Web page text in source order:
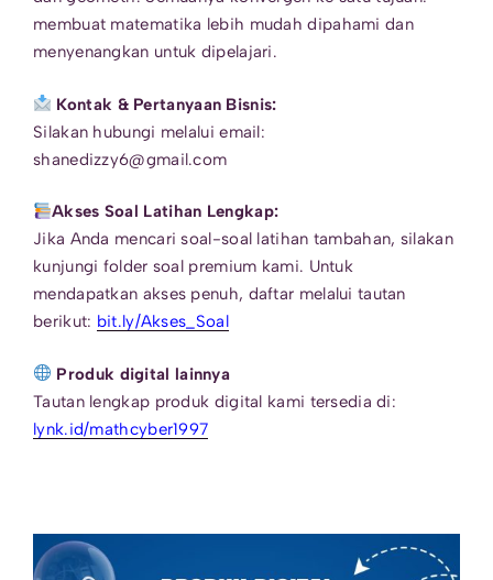
membuat matematika lebih mudah dipahami dan
menyenangkan untuk dipelajari.
Kontak & Pertanyaan Bisnis:
Silakan hubungi melalui email:
shanedizzy6@gmail.com
Akses Soal Latihan Lengkap:
Jika Anda mencari soal-soal latihan tambahan, silakan
kunjungi folder soal premium kami. Untuk
mendapatkan akses penuh, daftar melalui tautan
berikut: bit.ly/Akses_Soal
Produk digital lainnya
Tautan lengkap produk digital kami tersedia di:
lynk.id/mathcyber1997